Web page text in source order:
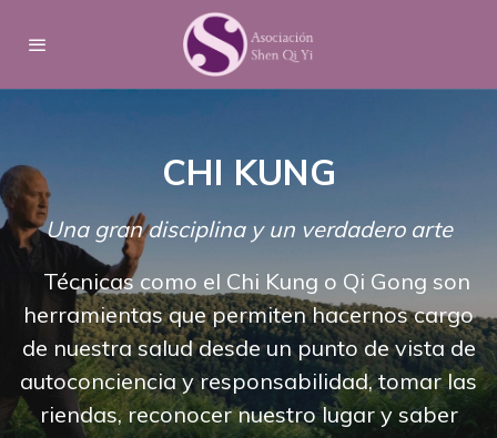
CHI KUNG
Una gran disciplina y un verdadero arte
Técnicas como el Chi Kung o Qi Gong son
herramientas que permiten hacernos cargo
de nuestra salud desde un punto de vista de
autoconciencia y responsabilidad, tomar las
riendas, reconocer nuestro lugar y saber